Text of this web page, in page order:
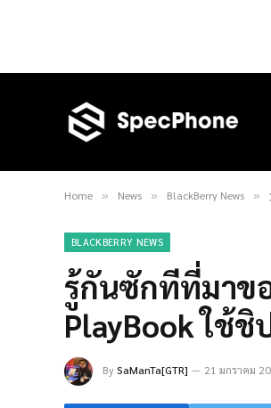
Home » News » BlackBerry News »
BLACKBERRY NEWS
รู้กันซักทีที่มาข
PlayBook ใช้ชิ
BySaManTa[GTR] 21 มกราคม